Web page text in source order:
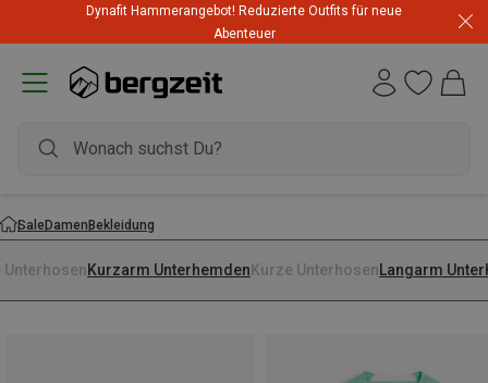
Dynafit Hammerangebot! Reduzierte Outfits für neue
Abenteuer
SaleDamenBekleidung
UnterhosenKurzarm Unterhemden Kurze UnterhosenLangarm